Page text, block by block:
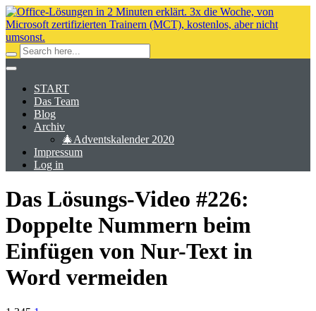
START
Das Team
Blog
Archiv
🎄Adventskalender 2020
Impressum
Log in
Das Lösungs-Video #226:
Doppelte Nummern beim
Einfügen von Nur-Text in
Word vermeiden